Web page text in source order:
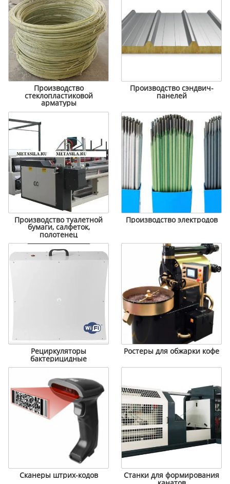
Производство
стеклопластиковой
арматуры
Производство сэндвич-
панелей
Производство туалетной
бумаги, салфеток,
полотенец
Производство электродов
Рециркуляторы
бактерицидные
Ростеры для обжарки кофе
Сканеры штрих-кодов Станки для формирования